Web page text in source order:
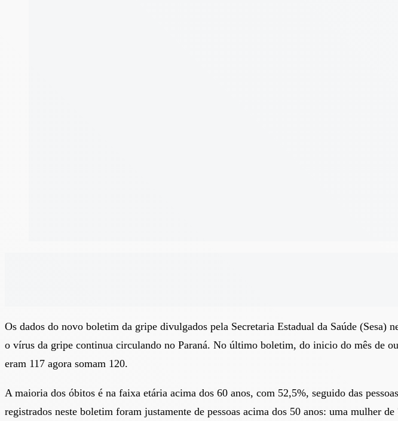
Os dados do novo boletim da gripe divulgados pela Secretaria Estadual da Saúde
o vírus da gripe continua circulando no Paraná. No último boletim, do inicio do mês de
eram 117 agora somam 120.
A maioria dos óbitos é na faixa etária acima dos 60 anos, com 52,5%, seguido das
registrados neste boletim foram justamente de pessoas acima dos 50 anos: uma mulher